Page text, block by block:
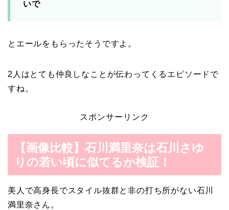
いで
とエールをもらったそうですよ。
2人はとても仲良しなことが伝わってくるエピソードで
すね。
スポンサーリンク
【画像比較】石川満里奈は石川さゆ
りの若い頃に似てるか検証！
美人で高身長でスタイル抜群と非の打ち所がない石川
満里奈さん。